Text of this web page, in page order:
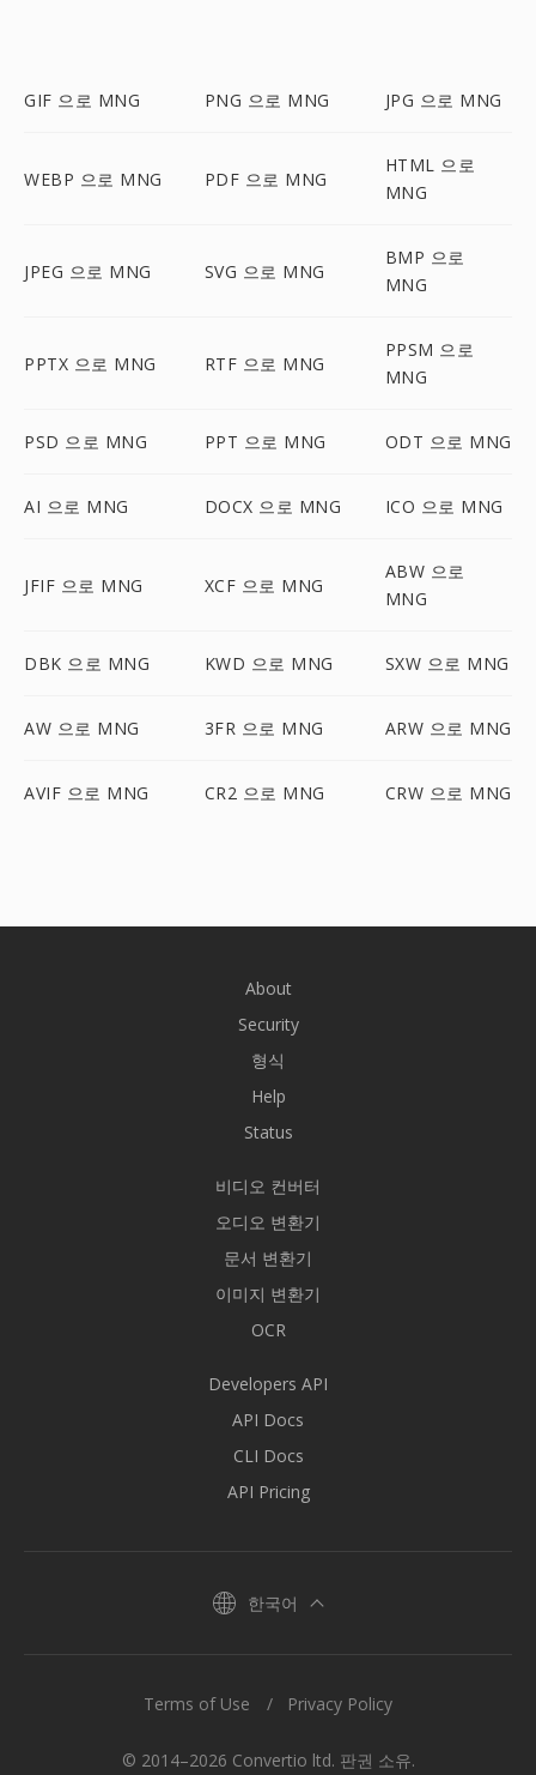
GIF 으로 MNG PNG 으로 MNG JPG 으로 MNG
WEBP 으로 MNG PDF 으로 MNG
HTML 으로
MNG
JPEG 으로 MNG SVG 으로 MNG
BMP 으로
MNG
PPTX 으로 MNG RTF 으로 MNG
PPSM 으로
MNG
PSD 으로 MNG PPT 으로 MNG ODT 으로 MNG
AI 으로 MNG DOCX 으로 MNG ICO 으로 MNG
JFIF 으로 MNG XCF 으로 MNG
ABW 으로
MNG
DBK 으로 MNG KWD 으로 MNG SXW 으로 MNG
AW 으로 MNG 3FR 으로 MNG ARW 으로 MNG
AVIF 으로 MNG CR2 으로 MNG CRW 으로 MNG
About
Security
형식
Help
Status
비디오 컨버터
오디오 변환기
문서 변환기
이미지 변환기
OCR
Developers API
API Docs
CLI Docs
API Pricing
한국어
© 2014–2026 Convertio ltd. 판권 소유.
Terms of Use Privacy Policy